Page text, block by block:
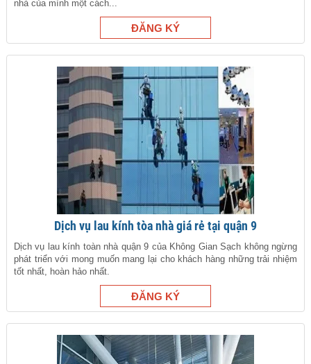
nhà của mình một cách...
Dịch vụ lau kính tòa nhà giá rẻ tại quận 9
Dịch vụ lau kính toàn nhà quận 9 của Không Gian Sạch không ngừng
phát triển với mong muốn mang lại cho khách hàng những trải nhiệm
tốt nhất, hoàn hảo nhất.